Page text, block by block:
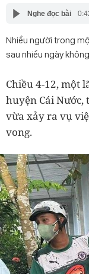
Nghe đọc bài
Nhiều người trong
sau nhiều ngày
Chiều 4-12, một
huyện Cái
vừa xảy ra vụ
vong.